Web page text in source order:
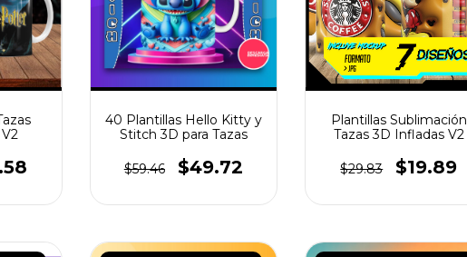
40 Plantillas Hello Kitty y
Stitch 3D para Tazas
$59.46 $49.72
Plantillas Sublimación
Tazas 3D Infladas V2
$29.83 $19.89